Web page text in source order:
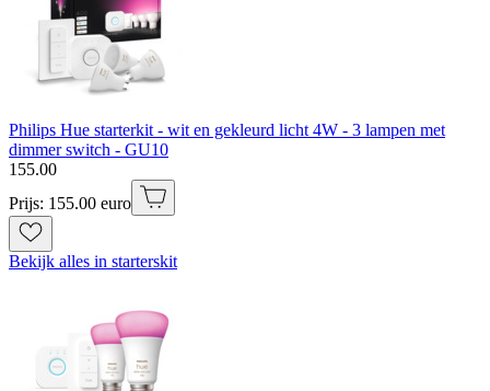
Philips Hue starterkit - wit en gekleurd licht 4W - 3 lampen met
dimmer switch - GU10
155.00
Prijs: 155.00 euro
Bekijk alles in starterskit